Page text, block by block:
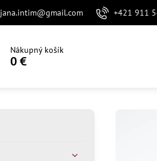
jana.intim@gmail.com +421 911
Nákupný košík
0 €